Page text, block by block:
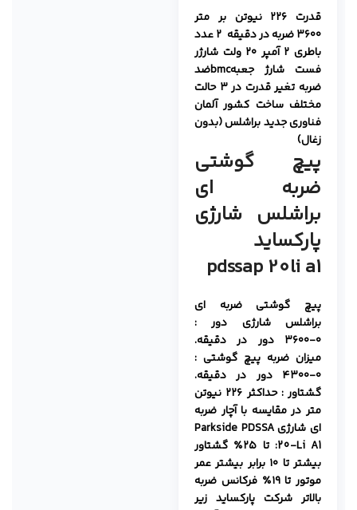
قدرت ۲۲۶ نیوتن بر متر
۳۶۰۰ ضربه در دقیقه
۲ عدد
باطری ۲ آمپر ۲۰ ولت
شارژر
فست شارژ
جعبهbmcضد
ضربه
تغیر قدرت در ۳ حالت
مختلف ساخت کشور آلمان
فناوری جدید براشلس (بدون
زغال)
پیچ گوشتی
ضربه ای
براشلس شارژی
پارکساید
pdssap 20li a1
پیچ گوشتی ضربه ای
براشلس شارژی دور :
۰-۳۶۰۰ دور در دقیقه.
میزان ضربه پیچ گوشتی :
۰-۴۳۰۰ دور در دقیقه.
گشتاور : حداکثر ۲۲۶ نیوتن
متر در مقایسه با آچار ضربه
ای شارژی Parkside PDSSA
20-Li A1: تا ۲۵٪ گشتاور
بیشتر تا ۱۰ برابر بیشتر عمر
موتور تا ۱۹٪ فرکانس ضربه
بالاتر شرکت پارکساید زیر